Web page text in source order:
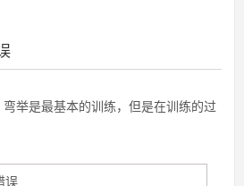
是最基本的训练，但是在训练的过